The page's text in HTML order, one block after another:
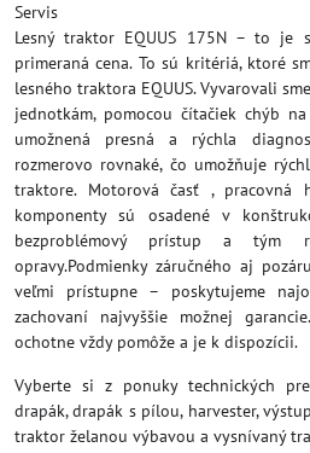
Servis
Lesný traktor EQUUS 175N – to je
primeraná cena. To sú kritériá, ktoré
lesného traktora EQUUS. Vyvarovali
jednotkám, pomocou čítačiek chýb
umožnená presná a rýchla
rozmerovo rovnaké, čo umožňuje
traktore. Motorová časť , pracovná
komponenty sú osadené v
bezproblémový prístup a tým
opravy.Podmienky záručného aj
veľmi prístupne – poskytujeme
zachovaní najvyššie možnej
ochotne vždy pomôže a je k dispozícii.
Vyberte si z ponuky technických
drapák, drapák s pílou, harvester,
traktor želanou výbavou a vysnívaný